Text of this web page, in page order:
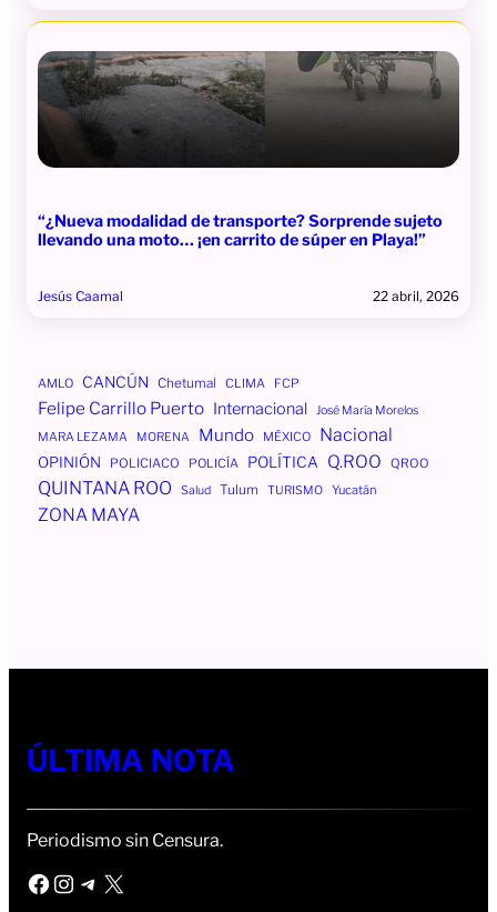
“¿Nueva modalidad de transporte? Sorprende sujeto
llevando una moto… ¡en carrito de súper en Playa!”
Jesús Caamal 22 abril, 2026
AMLO CANCÚN Chetumal CLIMA FCP
Felipe Carrillo Puerto Internacional
José María Morelos
MARA LEZAMA
MORENA Mundo MÉXICO Nacional
OPINIÓN POLICIACO POLICÍA POLÍTICA Q.ROO QROO
QUINTANA ROO Salud Tulum TURISMO Yucatán
ZONA MAYA
ÚLTIMA NOTA
Periodismo sin Censura.
Facebook
Instagram Telegram X